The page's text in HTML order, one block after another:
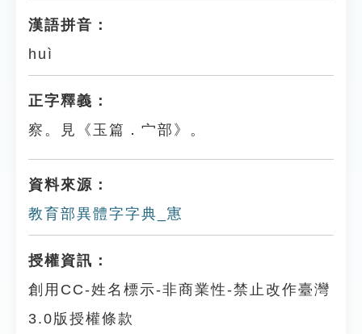
漢語拼音：
huì
正字釋義：
察。見《玉篇．宀部》。
資料來源：
教育部異體字字典_寭
授權資訊：
創用CC-姓名標示-非商業性-禁止改作臺灣
3.0版授權條款